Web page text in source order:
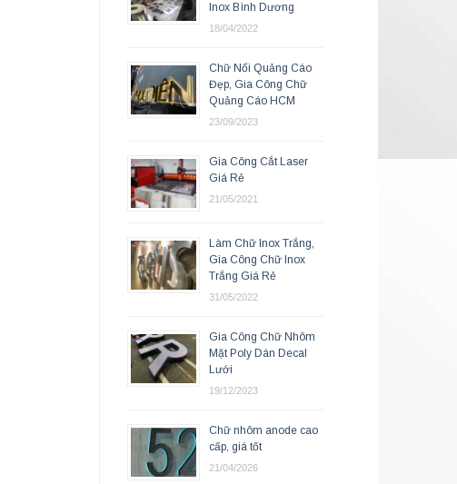
Inox Bình Dương
18/04/2022
Chữ Nổi Quảng Cáo
Đẹp, Gia Công Chữ
Quảng Cáo HCM
23/09/2023
Gia Công Cắt Laser
Giá Rẻ
21/05/2021
Làm Chữ Inox Trắng,
Gia Công Chữ Inox
Trắng Giá Rẻ
31/05/2022
Gia Công Chữ Nhôm
Mặt Poly Dán Decal
Lưới
19/12/2023
Chữ nhôm anode cao
cấp, giá tốt
21/04/2026